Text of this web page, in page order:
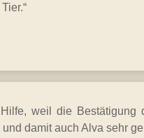
weil die Bestätigung
damit auch Alva sehr